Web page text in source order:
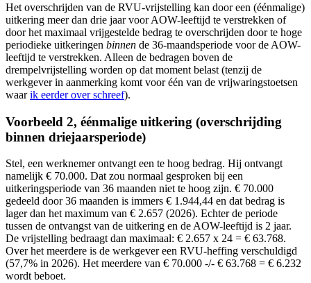
Het overschrijden van de RVU-vrijstelling kan door een (éénmalige)
uitkering meer dan drie jaar voor AOW-leeftijd te verstrekken of
door het maximaal vrijgestelde bedrag te overschrijden door te hoge
periodieke uitkeringen binnen de 36-maandsperiode voor de AOW-
leeftijd te verstrekken. Alleen de bedragen boven de
drempelvrijstelling worden op dat moment belast (tenzij de
werkgever in aanmerking komt voor één van de vrijwaringstoetsen
waarik eerder over schreef).
Voorbeeld 2, éénmalige uitkering (overschrijding
binnen driejaarsperiode)
Stel, een werknemer ontvangt een te hoog bedrag. Hij ontvangt
namelijk € 70.000. Dat zou normaal gesproken bij een
uitkeringsperiode van 36 maanden niet te hoog zijn. € 70.000
gedeeld door 36 maanden is immers € 1.944,44 en dat bedrag is
lager dan het maximum van € 2.657 (2026). Echter de periode
tussen de ontvangst van de uitkering en de AOW-leeftijd is 2 jaar.
De vrijstelling bedraagt dan maximaal: € 2.657 x 24 = € 63.768.
Over het meerdere is de werkgever een RVU-heffing verschuldigd
(57,7% in 2026). Het meerdere van € 70.000 -/- € 63.768 = € 6.232
wordt beboet.